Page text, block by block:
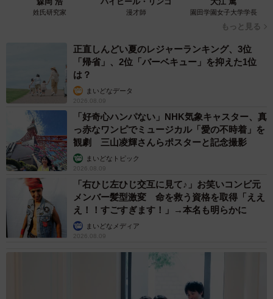
姓氏研究家 漫才師 園田学園女子大学学長
もっと見る
正直しんどい夏のレジャーランキング、3位
「帰省」、2位「バーベキュー」を抑えた1位
は？
まいどなデータ
2026.08.09
「好奇心ハンパない」NHK気象キャスター、真
っ赤なワンピでミュージカル「愛の不時着」を
観劇 三山凌輝さんらポスターと記念撮影
まいどなトピック
2026.08.09
「右ひじ左ひじ交互に見て♪」お笑いコンビ元
メンバー髪型激変 命を救う資格を取得「ええ
え！！すごすぎます！」→本名も明らかに
まいどなメディア
2026.08.09